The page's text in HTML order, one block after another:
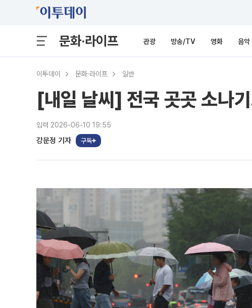
문화·라이프 관광 방송/TV 영화 음악
이투데이 문화·라이프 일반
[내일 날씨] 전국 곳곳 소나
입력 2026-06-10 19:55
강문정 기자 구독